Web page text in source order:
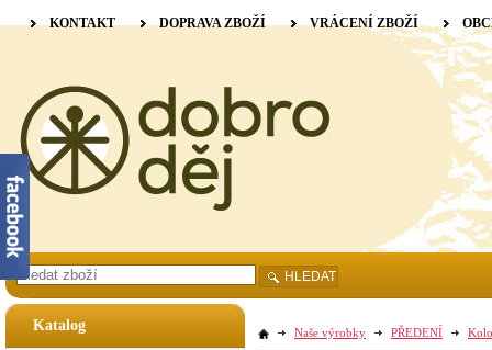
Katalog Naše výrobky PŘEDENÍ
KONTAKT DOPRAVA ZBOŽÍ VRÁCENÍ ZBOŽÍ
HLEDAT